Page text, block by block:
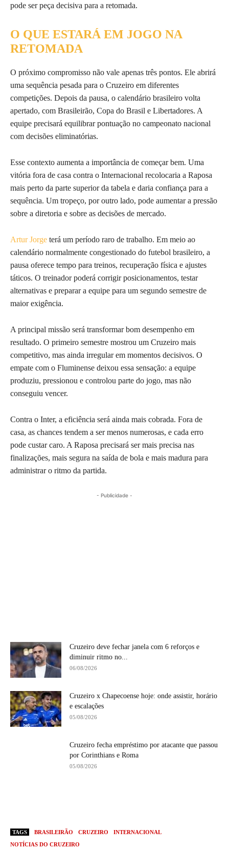
pode ser peça decisiva para a retomada.
O QUE ESTARÁ EM JOGO NA
RETOMADA
O próximo compromisso não vale apenas três pontos. Ele abrirá
uma sequência pesada para o Cruzeiro em diferentes
competições. Depois da pausa, o calendário brasileiro volta
apertado, com Brasileirão, Copa do Brasil e Libertadores. A
equipe precisará equilibrar pontuação no campeonato nacional
com decisões eliminatórias.
Esse contexto aumenta a importância de começar bem. Uma
vitória fora de casa contra o Internacional recolocaria a Raposa
mais perto da parte superior da tabela e daria confiança para a
sequência. Um tropeço, por outro lado, pode aumentar a pressão
sobre a diretoria e sobre as decisões de mercado.
Artur Jorge terá um período raro de trabalho. Em meio ao
calendário normalmente congestionado do futebol brasileiro, a
pausa oferece tempo para treinos, recuperação física e ajustes
táticos. O treinador poderá corrigir posicionamentos, testar
alternativas e preparar a equipe para um segundo semestre de
maior exigência.
A principal missão será transformar bom desempenho em
resultado. O primeiro semestre mostrou um Cruzeiro mais
competitivo, mas ainda irregular em momentos decisivos. O
empate com o Fluminense deixou essa sensação: a equipe
produziu, pressionou e controlou parte do jogo, mas não
conseguiu vencer.
Contra o Inter, a eficiência será ainda mais cobrada. Fora de
casa, as chances tendem a ser menos numerosas, e cada erro
pode custar caro. A Raposa precisará ser mais precisa nas
finalizações, mais segura na saída de bola e mais madura para
administrar o ritmo da partida.
- Publicidade -
Cruzeiro deve fechar janela com 6 reforços e
diminuir ritmo no...
06/08/2026
Cruzeiro x Chapecoense hoje: onde assistir, horário
e escalações
05/08/2026
Cruzeiro fecha empréstimo por atacante que passou
por Corinthians e Roma
05/08/2026
TAGS BRASILEIRÃO CRUZEIRO
INTERNACIONAL
NOTÍCIAS DO CRUZEIRO